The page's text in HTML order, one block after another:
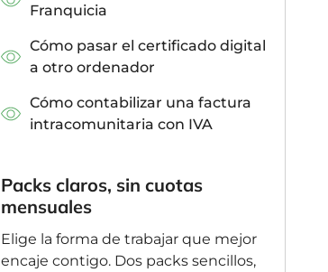
Franquicia
Cómo pasar el certificado digital
a otro ordenador
Cómo contabilizar una factura
intracomunitaria con IVA
Packs claros, sin cuotas
mensuales
Elige la forma de trabajar que mejor
encaje contigo. Dos packs sencillos,